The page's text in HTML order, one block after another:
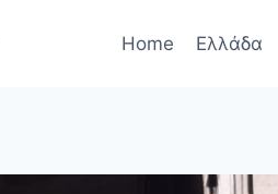
Home Ελλάδα